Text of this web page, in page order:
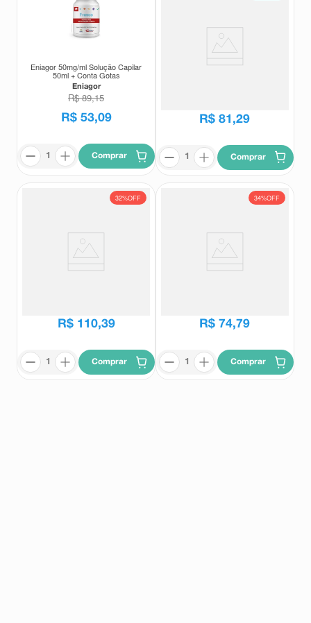
Eniagor 50mg/ml Solução Capilar
50ml + Conta Gotas
Eniagor
R$ 89,15
R$ 53,09
Comprar
Eniagor 50mg/ml Solução Capilar
R$ 81 ,29
Comprar
32%OFF
Eniagor 50mg/ml Solução Capilar
R$ 110,39
Comprar
34%OFF
Eniagor 50mg/ml Solução Capilar
R$ 74,79
Comprar